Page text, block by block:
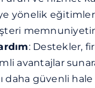
yönelik eğitimler
: Destekler,
avantajlar
daha güvenli